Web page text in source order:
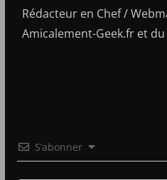
Rédacteur en Chef /
Amicalement-Geek.fr et
S’abonner